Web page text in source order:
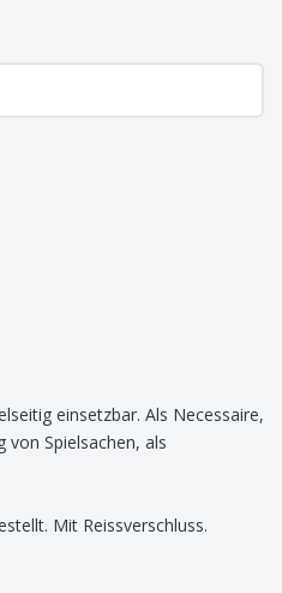
einsetzbar. Als Necessaire,
von Spielsachen, als
Mit Reissverschluss.